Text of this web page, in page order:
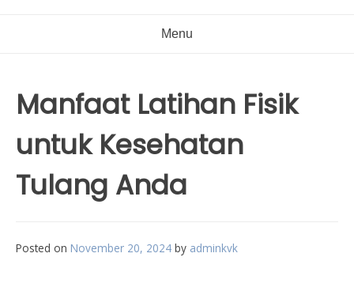
Menu
Manfaat Latihan Fisik
untuk Kesehatan
Tulang Anda
Posted on November 20, 2024 by adminkvk